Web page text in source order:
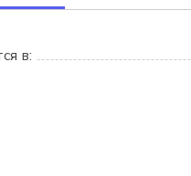
в: